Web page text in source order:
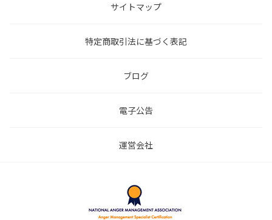
サイトマップ
特定商取引法に基づく表記
ブログ
電子公告
運営会社